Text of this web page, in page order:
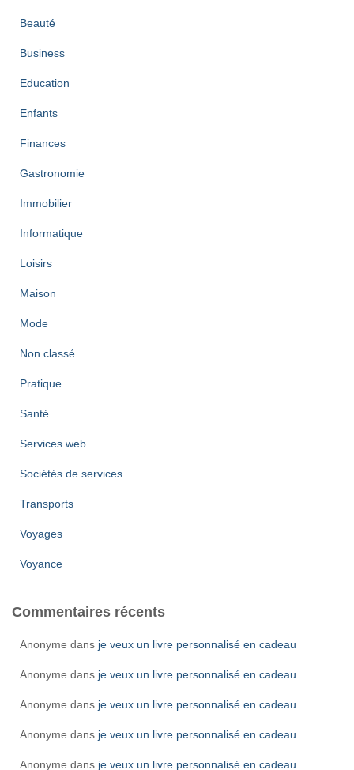
Beauté
Business
Education
Enfants
Finances
Gastronomie
Immobilier
Informatique
Loisirs
Maison
Mode
Non classé
Pratique
Santé
Services web
Sociétés de services
Transports
Voyages
Voyance
Commentaires récents
Anonyme dans je veux un livre personnalisé en cadeau
Anonyme dans je veux un livre personnalisé en cadeau
Anonyme dans je veux un livre personnalisé en cadeau
Anonyme dans je veux un livre personnalisé en cadeau
Anonyme dans je veux un livre personnalisé en cadeau